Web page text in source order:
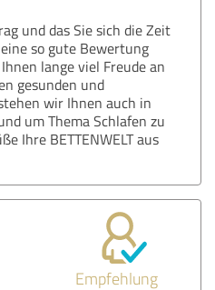
und das Sie sich die Zeit
so gute Bewertung
lange viel Freude an
gesunden und
wir Ihnen auch in
um Thema Schlafen zu
Ihre BETTENWELT aus
Empfehlung